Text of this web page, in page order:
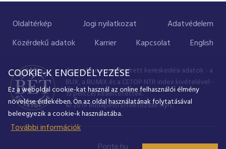
Oldaltérkép Jogi nyilatkozat
Adatvédelem
Közérdekű adatok
Karrier Kapcsolat English
A portálon megjelenített kereskedési adatok - a
BUX, a BUMIX és a CETOP NTR index kivételével -
15 perccel késleltetettek.
© 2019 Budapesti Értéktőzsde Nyrt.
COOKIE-K ENGEDÉLYEZÉSE
Ez a weboldal cookie-kat használ az online felhasználói élmény
növelése érdekében. Ön az oldal használatának folytatásával
beleegyezik a cookie-k használatába.
További információk